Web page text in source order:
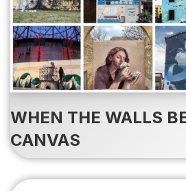
WHEN THE WALLS
CANVAS